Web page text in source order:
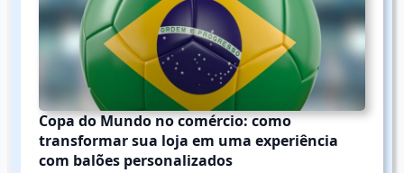
Copa do Mundo no comércio: como
transformar sua loja em uma experiência
com balões personalizados